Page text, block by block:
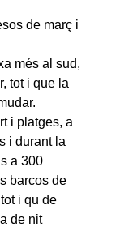
de març i
més al sud,
tot i que la
i platges, a
i durant la
a 300
barcos de
i qu de
de nit